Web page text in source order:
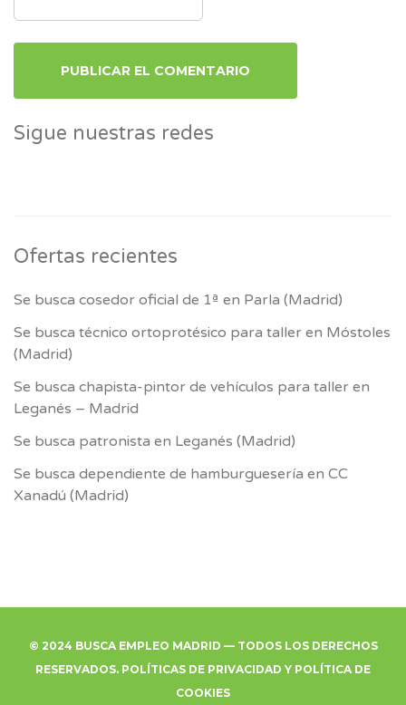
Sigue nuestras redes
Ofertas recientes
Se busca cosedor oficial de 1ª en Parla (Madrid)
Se busca técnico ortoprotésico para taller en Móstoles
(Madrid)
Se busca chapista-pintor de vehículos para taller en
Leganés – Madrid
Se busca patronista en Leganés (Madrid)
Se busca dependiente de hamburguesería en CC
Xanadú (Madrid)
© 2024 BUSCA EMPLEO MADRID — TODOS LOS DERECHOS
RESERVADOS. POLÍTICAS DE PRIVACIDAD Y POLÍTICA DE
COOKIES